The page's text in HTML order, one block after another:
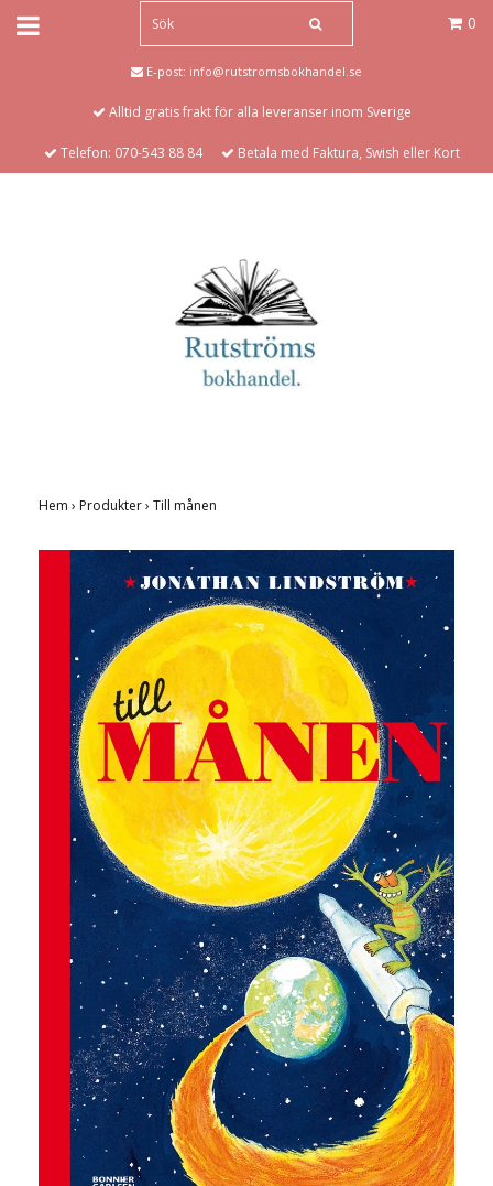
0
E-post: info@rutstromsbokhandel.se
Alltid gratis frakt för alla leveranser inom Sverige
Telefon: 070-543 88 84 Betala med Faktura, Swish eller Kort
Hem › Produkter› Till månen